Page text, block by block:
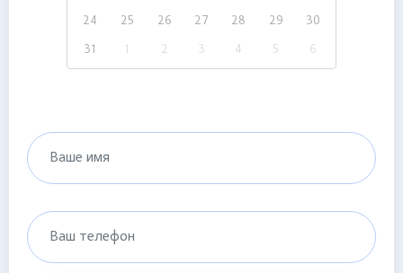
24 25 26 27 28 29 30
31 1 2 3 4 5 6
Ваше имя
Ваш телефон